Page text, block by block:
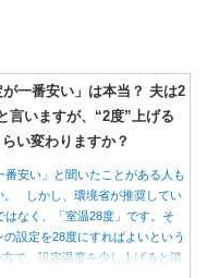
一番安い」は本当？ 夫は2
言いますが、“2度”上げる
い変わりますか？
番安い」と聞いたことがある人も
。 しかし、環境省が推奨してい
はなく、「室温28度」です。そ
設定を28度にすればよいという
で、設定温度を少し上げると消